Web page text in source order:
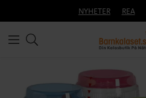
NYHETER REA